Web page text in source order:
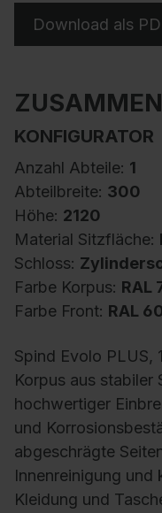
Download als
KONFIGURATOR
Anzahl Abteile: 1
Abteilbreite: 300
Höhe: 2120
Material Sitzfläche:
Schloss:
Farbe Korpus: RAL
Farbe Front: RAL
Spind Evolo PLUS,
Korpus aus stabiler
hochwertiger
und
abgeschrägte
Innenreinigung und
Kleidung und